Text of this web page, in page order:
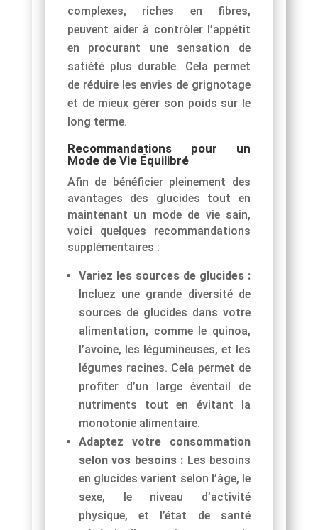
complexes, riches en fibres,
peuvent aider à contrôler l’appétit
en procurant une sensation de
satiété plus durable. Cela permet
de réduire les envies de grignotage
et de mieux gérer son poids sur le
long terme.
Recommandations pour un
Mode de Vie Équilibré
Afin de bénéficier pleinement des
avantages des glucides tout en
maintenant un mode de vie sain,
voici quelques recommandations
supplémentaires :
Variez les sources de glucides :
Incluez une grande diversité de
sources de glucides dans votre
alimentation, comme le quinoa,
l’avoine, les légumineuses, et les
légumes racines. Cela permet de
profiter d’un large éventail de
nutriments tout en évitant la
monotonie alimentaire.
Adaptez votre consommation
selon vos besoins : Les besoins
en glucides varient selon l’âge, le
sexe, le niveau d’activité
physique, et l’état de santé